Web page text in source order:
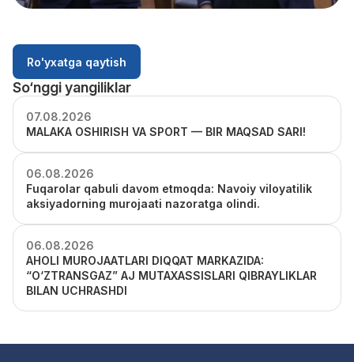
Ro'yxatga qaytish
So‘nggi yangiliklar
07.08.2026
MALAKA OSHIRISH VA SPORT — BIR MAQSAD SARI!
06.08.2026
Fuqarolar qabuli davom etmoqda: Navoiy viloyatilik
aksiyadorning murojaati nazoratga olindi.
06.08.2026
AHOLI MUROJAATLARI DIQQAT MARKAZIDA:
“O‘ZTRANSGAZ” AJ MUTAXASSISLARI QIBRAYLIKLAR
BILAN UCHRASHDI